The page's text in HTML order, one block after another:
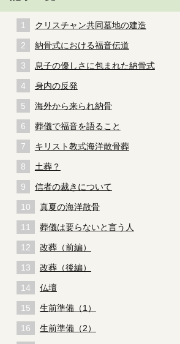
クリスチャン共同墓地の建造
納骨式における福音伝道
息子の優しさに包まれた納骨式
身内の反発
海外から来られ納骨
葬儀で福音を語ること
キリスト教式海洋散骨葬
土葬？
信者の裁きについて
真夏の海洋散骨
葬儀は要らないと言う人
改葬（前編）
改葬（後編）
仏壇
生前準備（1）
生前準備（2）